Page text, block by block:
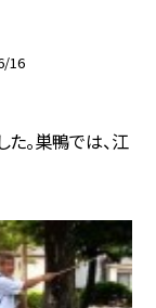
16
。巣鴨では、江